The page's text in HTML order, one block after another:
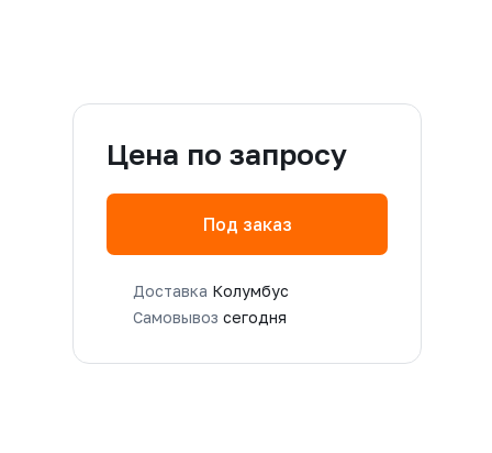
Цена по запросу
Под заказ
Доставка Колумбус
Самовывоз сегодня